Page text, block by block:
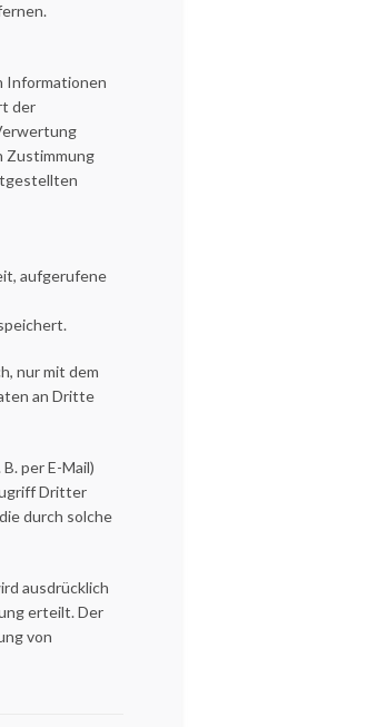
Informationen
der
Zustimmung
aufgerufene
nur mit dem
an Dritte
per E-Mail)
Dritter
durch solche
ausdrücklich
erteilt. Der
von